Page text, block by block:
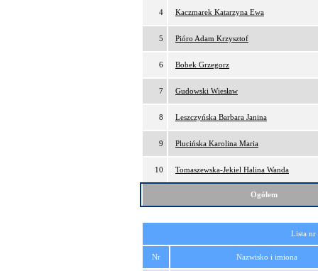
4 Kaczmarek Katarzyna Ewa
5 Pióro Adam Krzysztof
6 Bobek Grzegorz
7 Gudowski Wiesław
8 Leszczyńska Barbara Janina
9 Plucińska Karolina Maria
10 Tomaszewska-Jekiel Halina Wanda
Ogółem
Lista
Nr Nazwisko i imiona